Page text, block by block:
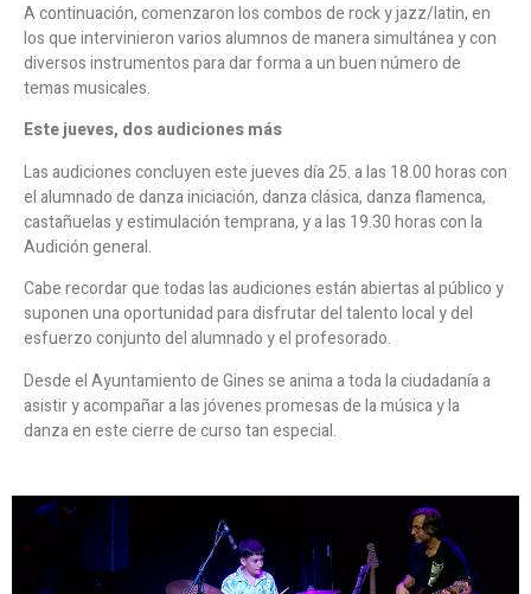
A continuación, comenzaron los combos de rock y jazz/latin, en
los que intervinieron varios alumnos de manera simultánea y con
diversos instrumentos para dar forma a un buen número de
temas musicales.
Este jueves, dos audiciones más
Las audiciones concluyen este jueves día 25. a las 18.00 horas con
el alumnado de danza iniciación, danza clásica, danza flamenca,
castañuelas y estimulación temprana, y a las 19.30 horas con la
Audición general.
Cabe recordar que todas las audiciones están abiertas al público y
suponen una oportunidad para disfrutar del talento local y del
esfuerzo conjunto del alumnado y el profesorado.
Desde el Ayuntamiento de Gines se anima a toda la ciudadanía a
asistir y acompañar a las jóvenes promesas de la música y la
danza en este cierre de curso tan especial.